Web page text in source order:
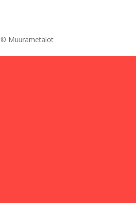
© Muurametalot